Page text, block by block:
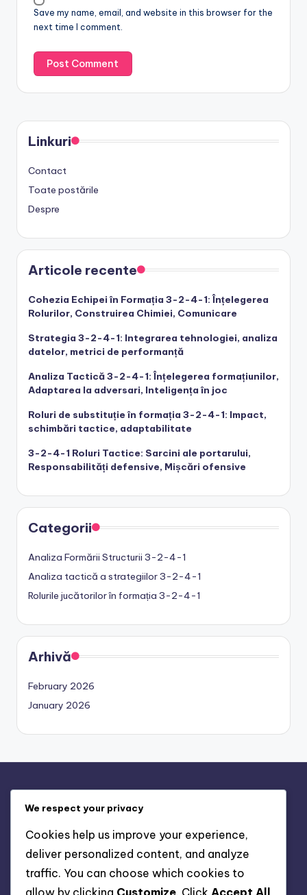
Save my name, email, and website in this browser for the
next time I comment.
Linkuri
Contact
Toate postările
Despre
Articole recente
Cohezia Echipei în Formația 3-2-4-1: Înțelegerea
Rolurilor, Construirea Chimiei, Comunicare
Strategia 3-2-4-1: Integrarea tehnologiei, analiza
datelor, metrici de performanță
Analiza Tactică 3-2-4-1: Înțelegerea formațiunilor,
Adaptarea la adversari, Inteligența în joc
Roluri de substituție în formația 3-2-4-1: Impact,
schimbări tactice, adaptabilitate
3-2-4-1 Roluri Tactice: Sarcini ale portarului,
Responsabilități defensive, Mișcări ofensive
Categorii
Analiza Formării Structurii 3-2-4-1
Analiza tactică a strategiilor 3-2-4-1
Rolurile jucătorilor în formația 3-2-4-1
Arhivă
February 2026
January 2026
Despre
Termeni de utilizare
Preferințe cookie
We respect your privacy
Cookies help us improve your experience,
deliver personalized content, and analyze
traffic. You can choose which cookies to